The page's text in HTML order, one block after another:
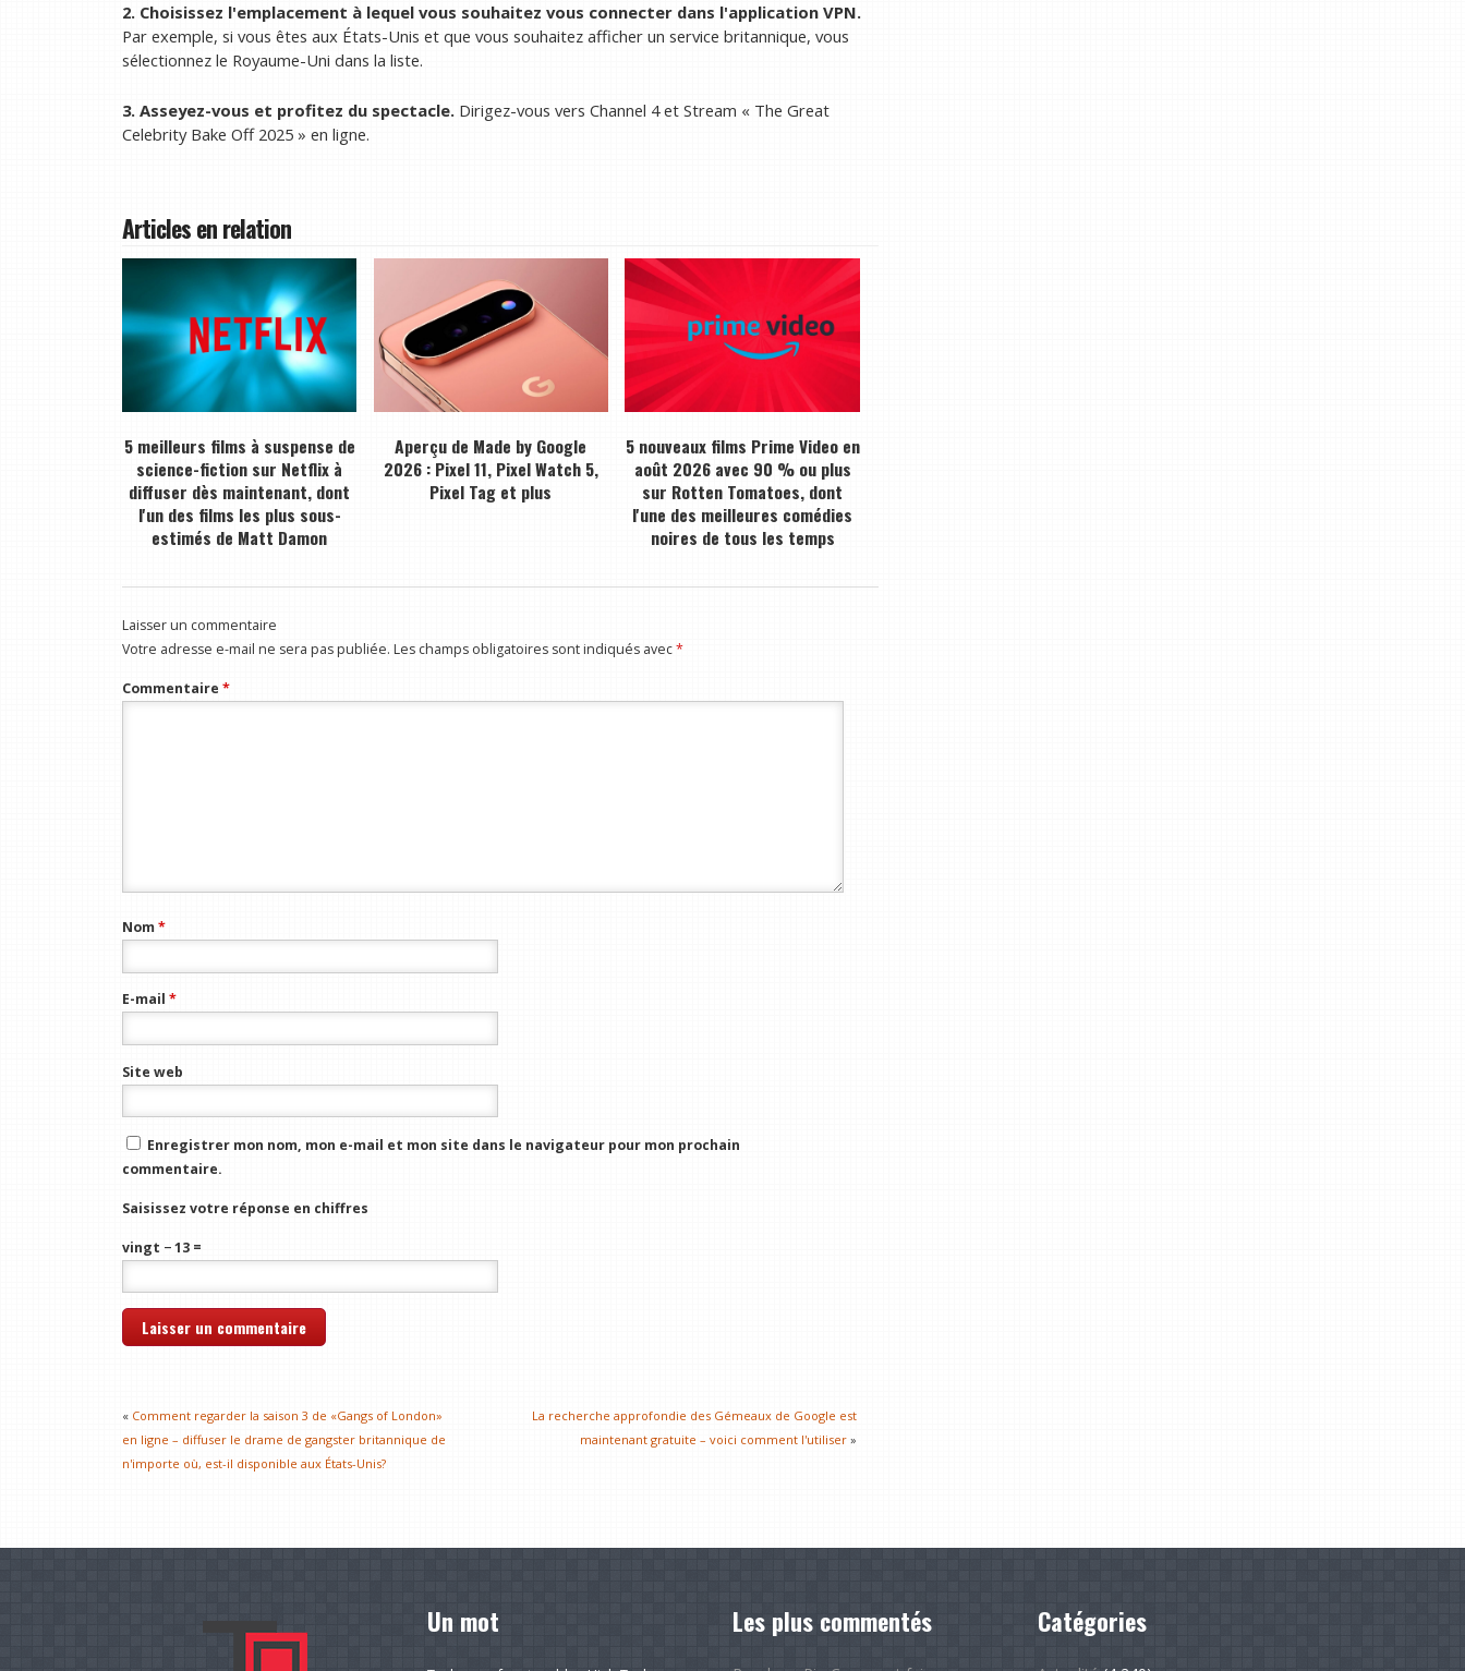
2. Choisissez l'emplacement à lequel vous souhaitez vous connecter dans l'application VPN.
Par exemple, si vous êtes aux États-Unis et que vous souhaitez afficher un service britannique, vous
sélectionnez le Royaume-Uni dans la liste.
3. Asseyez-vous et profitez du spectacle. Dirigez-vous vers Channel 4 et Stream « The Great
Celebrity Bake Off 2025 » en ligne.
Articles en relation
5 meilleurs films à suspense de
science-fiction sur Netflix à
diffuser dès maintenant, dont
l'un des films les plus sous-
estimés de Matt Damon
Aperçu de Made by Google
2026 : Pixel 11, Pixel Watch 5,
Pixel Tag et plus
5 nouveaux films Prime Video en
août 2026 avec 90 % ou plus
sur Rotten Tomatoes, dont
l'une des meilleures comédies
noires de tous les temps
Laisser un commentaire
Votre adresse e-mail ne sera pas publiée. Les champs obligatoires sont indiqués avec*
Commentaire *
Nom*
E-mail *
Site web
Enregistrer mon nom, mon e-mail et mon site dans le navigateur pour mon prochain
commentaire.
Saisissez votre réponse en chiffres
vingt − 13 =
« Comment regarder la saison 3 de «Gangs of London»
en ligne – diffuser le drame de gangster britannique de
n'importe où, est-il disponible aux États-Unis?
La recherche approfondie des Gémeaux de Google est
maintenant gratuite – voici comment l'utiliser»
Un mot Les plus commentés Catégories